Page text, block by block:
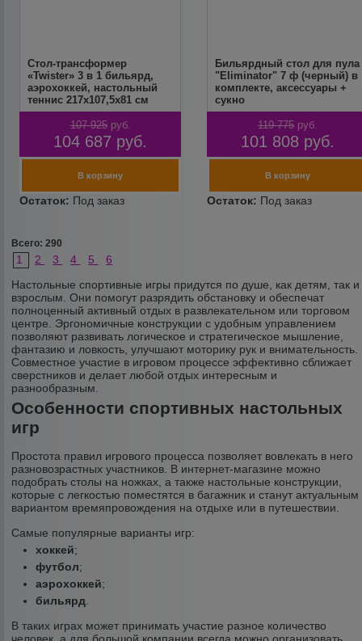
Cтол-трансформер
«Twister» 3 в 1 бильярд,
аэрохоккей, настольный
теннис 217х107,5х81 см
черный
107 925 руб.
104 687 руб.
Бильярдный стол для пула
"Eliminator" 7 ф (черный) в
комплекте, аксессуары +
сукно
119 775 руб.
101 808 руб.
Всего: 290
1 2 3 4 5
6
Настольные спортивные игры придутся по душе, как детям, так и
взрослым. Они помогут разрядить обстановку и обеспечат
полноценный активный отдых в развлекательном или торговом
центре. Эргономичные конструкции с удобным управлением
позволяют развивать логическое и стратегическое мышление,
фантазию и ловкость, улучшают моторику рук и внимательность.
Совместное участие в игровом процессе эффективно сближает
сверстников и делает любой отдых интересным и
разнообразным.
Особенности спортивных настольных
игр
Простота правил игрового процесса позволяет вовлекать в него
разновозрастных участников. В интернет-магазине можно
подобрать столы на ножках, а также настольные конструкции,
которые с легкостью поместятся в багажник и станут актуальным
вариантом времяпровождения на отдыхе или в путешествии.
Самые популярные варианты игр:
хоккей;
футбол;
аэрохоккей;
бильярд
В таких играх может принимать участие разное количество